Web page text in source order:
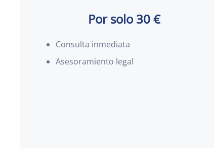
Por solo 30 €
Consulta inmediata
Asesoramiento legal